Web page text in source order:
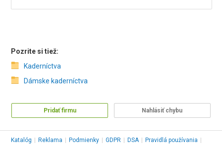
Pozrite si tiež:
Kaderníctva
Dámske kaderníctva
Pridať firmu Nahlásiť chybu
Katalóg Reklama Podmienky GDPR DSA Pravidlá používania